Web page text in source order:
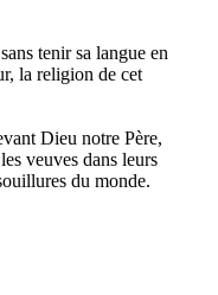
tenir sa langue en
la religion de cet
Dieu notre Père,
veuves dans leurs
du monde.